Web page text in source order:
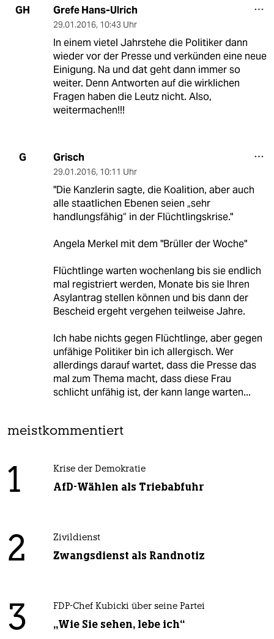
GH Grefe Hans-Ulrich
29.01.2016, 10:43 Uhr
In einem vietel Jahrstehe die Politiker dann
wieder vor der Presse und verkünden eine neue
Einigung. Na und dat geht dann immer so
weiter. Denn Antworten auf die wirklichen
Fragen haben die Leutz nicht. Also,
weitermachen!!!
G Grisch
29.01.2016, 10:11 Uhr
"Die Kanzlerin sagte, die Koalition, aber auch
alle staatlichen Ebenen seien „sehr
handlungsfähig“ in der Flüchtlingskrise."
Angela Merkel mit dem "Brüller der Woche"
Flüchtlinge warten wochenlang bis sie endlich
mal registriert werden, Monate bis sie Ihren
Asylantrag stellen können und bis dann der
Bescheid ergeht vergehen teilweise Jahre.
Ich habe nichts gegen Flüchtlinge, aber gegen
unfähige Politiker bin ich allergisch. Wer
allerdings darauf wartet, dass die Presse das
mal zum Thema macht, dass diese Frau
schlicht unfähig ist, der kann lange warten...
meistkommentiert
1 Krise der Demokratie
AfD-Wählen als Triebabfuhr
2 Zivildienst
Zwangsdienst als Randnotiz
3 FDP-Chef Kubicki über seine Partei
„Wie Sie sehen, lebe ich“